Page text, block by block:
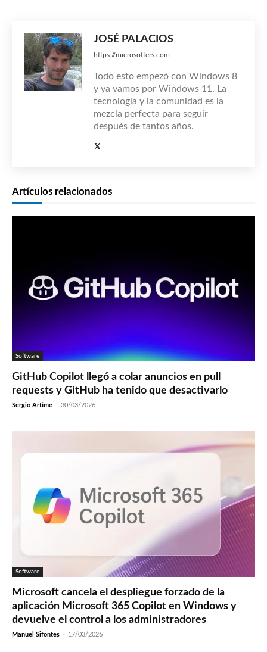
JOSÉ PALACIOS
https://microsofters.com
Todo esto empezó con Windows 8
y ya vamos por Windows 11. La
tecnología y la comunidad es la
mezcla perfecta para seguir
después de tantos años.
Artículos relacionados
Software
GitHub Copilot llegó a colar anuncios en pull
requests y GitHub ha tenido que desactivarlo
Sergio Artime - 30/03/2026
Software
Microsoft cancela el despliegue forzado de la
aplicación Microsoft 365 Copilot en Windows y
devuelve el control a los administradores
Manuel Sifontes - 17/03/2026